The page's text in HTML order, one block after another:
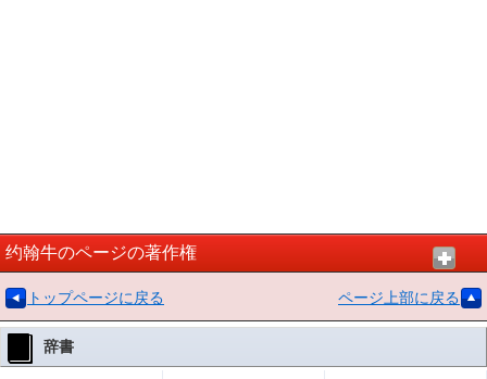
约翰牛のページの著作権
トップページに戻る ページ上部に戻る
辞書